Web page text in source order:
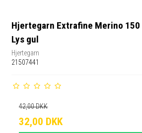
Hjertegarn Extrafine Merino 150
Lys gul
Hjertegarn
21507441
42,00 DKK
32,00 DKK